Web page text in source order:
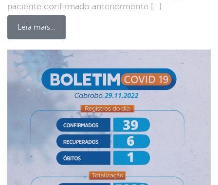
paciente confirmado anteriormente […]
Leia mais…